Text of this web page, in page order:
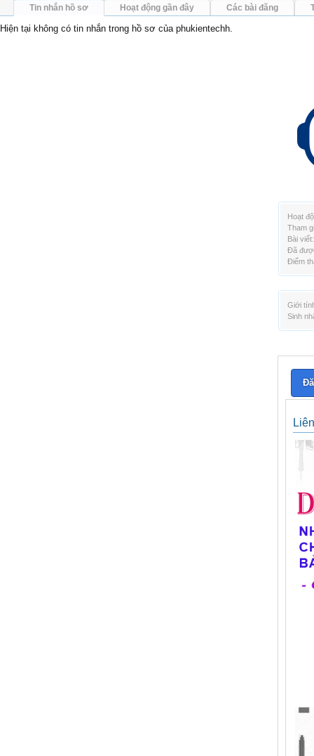
Hoạt
Tham
Bài viết:
Đã
Điểm
Giới
Sinh
Tin nhắn hồ sơ Hoạt động gần đây Các bài đăng
Hiện tại không có tin nhắn trong hồ sơ của phukientechh.